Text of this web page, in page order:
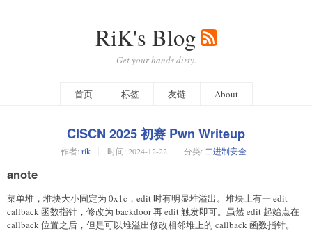
RiK's Blog
Get your hands dirty.
首页 标签 友链 About
CISCN 2025 初赛 Pwn Writeup
作者: rik 时间: 2024-12-22 分类: 二进制安全
anote
菜单堆，堆块大小固定为 0x1c，edit 时有明显堆溢出。堆块上有一 edit
callback 函数指针，修改为 backdoor 再 edit 触发即可。虽然 edit 起始点在
callback 位置之后，但是可以堆溢出修改相邻堆上的 callback 函数指针。